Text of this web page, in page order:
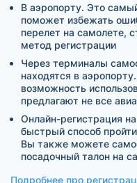
В аэропорту. Это
поможет избежать
перелет на самолете,
метод регистрации
Через терминалы
находятся в
возможность
предлагают не все
Онлайн-регистрация
быстрый способ
Вы также можете
посадочный талон на
Подробнее про